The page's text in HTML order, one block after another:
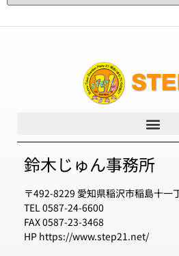
鈴木じゅん事務所
〒492-8229 愛知県稲沢市稲島十一
TEL 0587-24-6600
FAX 0587-23-3468
HP https://www.step21.net/